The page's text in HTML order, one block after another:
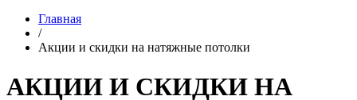
Главная
/
Акции и скидки на натяжные потолки
АКЦИИ И СКИДКИ НА